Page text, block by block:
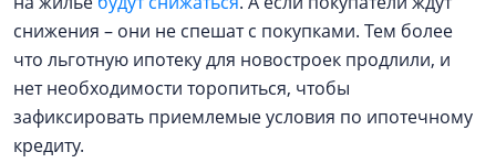
снижения – они не спешат с покупками. Тем более
что льготную ипотеку для новостроек продлили, и
нет необходимости торопиться, чтобы
зафиксировать приемлемые условия по ипотечному
кредиту.